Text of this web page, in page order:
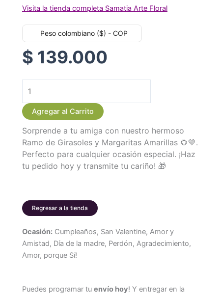
Visita la tienda completa Samatia Arte Floral
Peso colombiano ($) - COP
$ 139.000
Ramo
de
Girasoles
y
Margaritas
Amarillas
para
Agregar al Carrito
Sorprende a tu amiga con nuestro hermoso
Ramo de Girasoles y Margaritas Amarillas 🌻💛.
Perfecto para cualquier ocasión especial. ¡Haz
tu pedido hoy y transmite tu cariño! 🎁
Regresar a la tienda
Ocasión: Cumpleaños, San Valentine, Amor y
Amistad, Día de la madre, Perdón, Agradecimiento,
Amor, porque Sí!
Puedes programar tu envío hoy! Y entregar en la